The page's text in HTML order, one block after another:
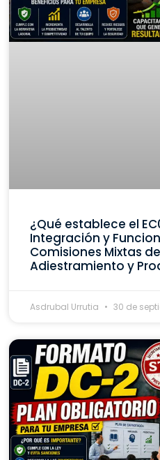
¿Qué establece el
Integración y
Comisiones Mixtas
Adiestramiento y
Asdrubal Urrutia 30 de